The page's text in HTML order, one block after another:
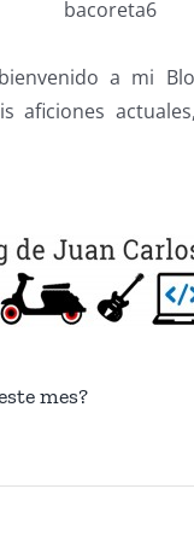
a mi
aficiones
mes?